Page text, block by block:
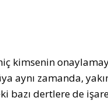
kimsenin
aynı zamanda,
bazı dertlere de